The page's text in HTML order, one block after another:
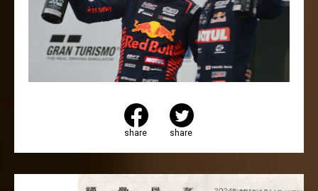
share share